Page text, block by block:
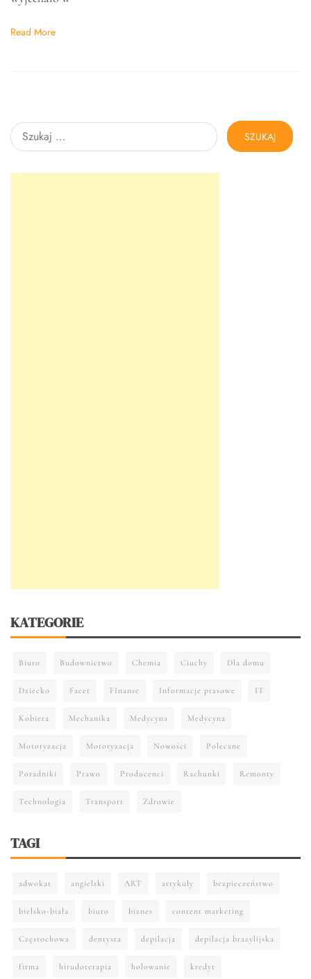
Read More
Szukaj:
KATEGORIE
Biuro Budownictwo Chemia Ciuchy Dla domu
Dziecko Facet FInanse Informacje prasowe IT
Kobieta Mechanika Medycyna Medycyna
Motoryzacja Motoryzacja Nowości Polecane
Poradniki Prawo Producenci Rachunki Remonty
Technologia Transport Zdrowie
TAGI
adwokat angielski ART artykuły bezpieczeństwo
bielsko-biała biuro biznes content marketing
Częstochowa dentysta depilacja depilacja brazylijska
firma hirudoterapia holowanie kredyt